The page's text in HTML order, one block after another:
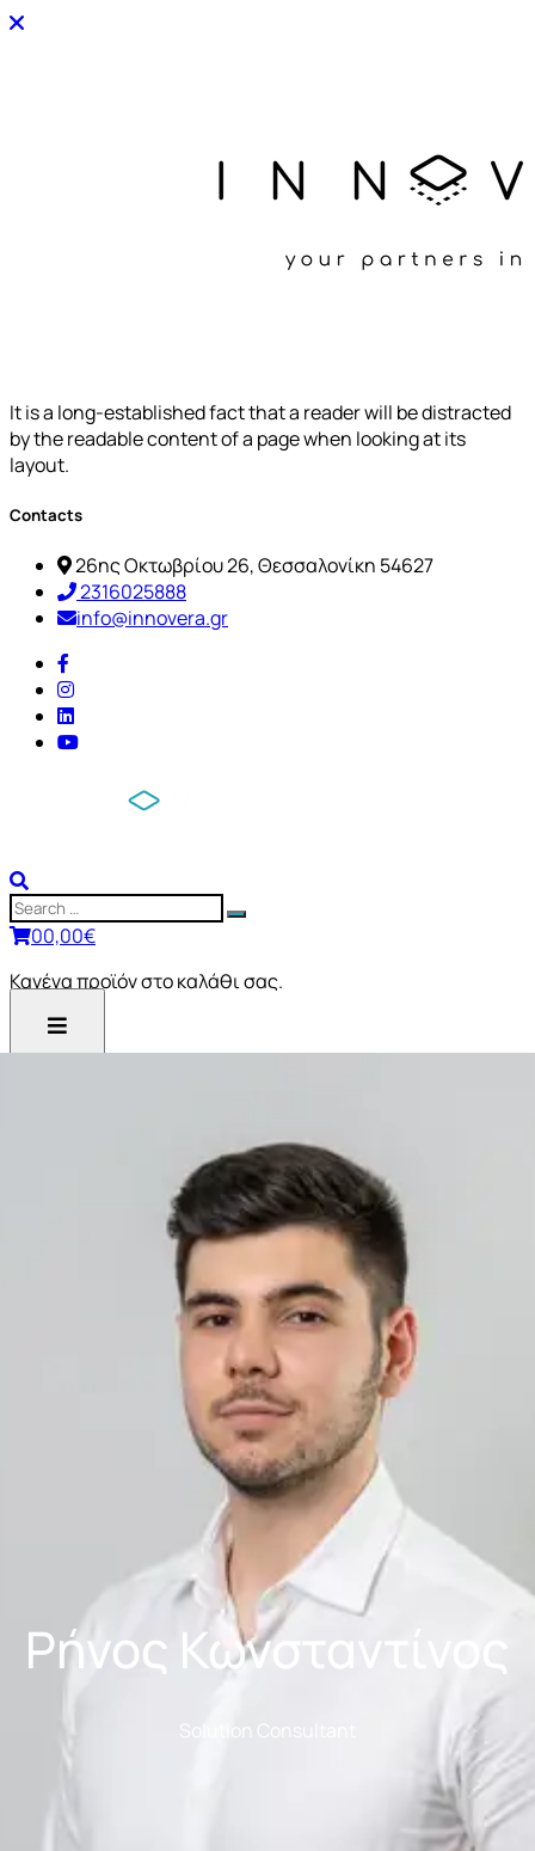
It is a long-established fact that a reader will be distracted
by the readable content of a page when looking at its
layout.
Contacts
26ης Οκτωβρίου 26, Θεσσαλονίκη 54627
2316025888
info@innovera.gr
00,00€
Κανένα προϊόν στο καλάθι σας.
Ρήνος Κωνσταντίνος
Solution Consultant